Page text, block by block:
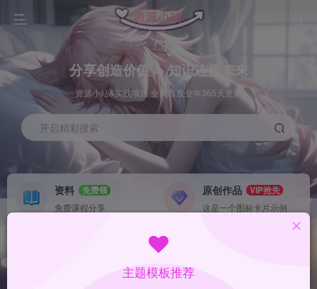
分享创造价值 ∞ 知识连接未来
资源小站&实战项目 全网首发全年365天更新
开启精彩搜索
资料
免费领
免费课程分享
原创作品
VIP抢先
这是一个图标卡片示例
主题模板推荐